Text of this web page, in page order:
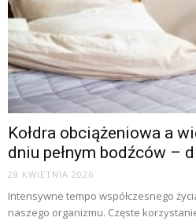
Kołdra obciążeniowa a
dniu pełnym bodźców –
28 KWIETNIA 2026
Intensywne tempo współczesnego
naszego organizmu. Częste